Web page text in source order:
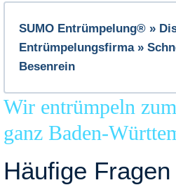
SUMO Entrümpelung® »
Entrümpelungsfirma »
Besenrein
Wir entrümpeln
ganz Baden-
Häufige Fragen